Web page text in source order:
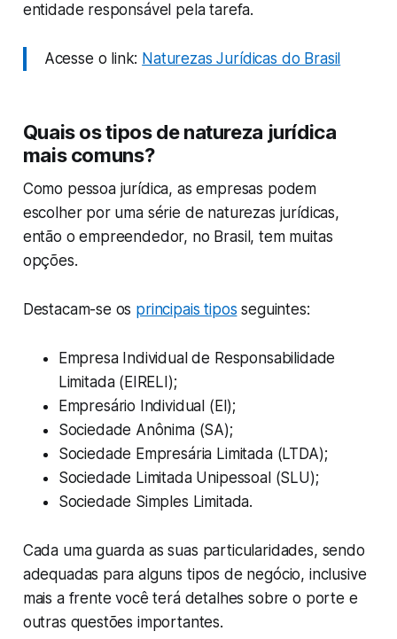
entidade responsável pela tarefa.
Acesse o link: Naturezas Jurídicas do Brasil
Quais os tipos de natureza jurídica
mais comuns?
Como pessoa jurídica, as empresas podem
escolher por uma série de naturezas jurídicas,
então o empreendedor, no Brasil, tem muitas
opções.
Destacam-se os principais tipos seguintes:
Empresa Individual de Responsabilidade
Limitada (EIRELI);
Empresário Individual (EI);
Sociedade Anônima (SA);
Sociedade Empresária Limitada (LTDA);
Sociedade Limitada Unipessoal (SLU);
Sociedade Simples Limitada.
Cada uma guarda as suas particularidades, sendo
adequadas para alguns tipos de negócio, inclusive
mais a frente você terá detalhes sobre o porte e
outras questões importantes.